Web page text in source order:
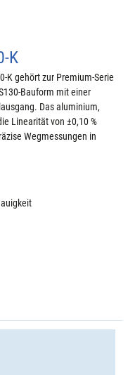
K
K gehört zur Premium-Serie
Bauform mit einer
Das aluminium,
Linearität von ±0,10 %
Wegmessungen in